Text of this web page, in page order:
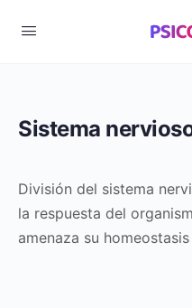
Sistema
División del sistema
la respuesta del
amenaza su homeostasis